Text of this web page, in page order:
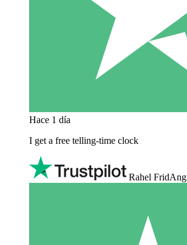
Hace 1 día
I get a free telling-time clock
Rahel FridAng